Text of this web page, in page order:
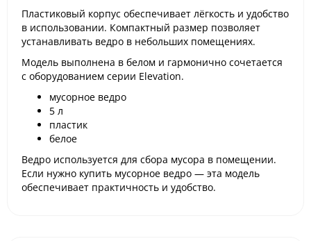
Пластиковый корпус обеспечивает лёгкость и удобство
в использовании. Компактный размер позволяет
устанавливать ведро в небольших помещениях.
Модель выполнена в белом и гармонично сочетается
с оборудованием серии Elevation.
мусорное ведро
5 л
пластик
белое
Ведро используется для сбора мусора в помещении.
Если нужно купить мусорное ведро — эта модель
обеспечивает практичность и удобство.